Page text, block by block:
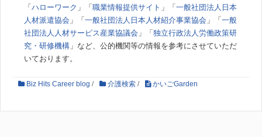
「 ハローワーク 」「 職業情報提供サイト 」「 一般社団法人日本
人材派遣協会 」「 一般社団法人日本人材紹介事業協会 」「 一般
社団法人人材サービス産業協議会 」「 独立行政法人労働政策研
究・研修機構 」など、公的機関等の情報を参考にさせていただ
いております。
Biz Hits Career blog / 介護検索 / かいごGarden